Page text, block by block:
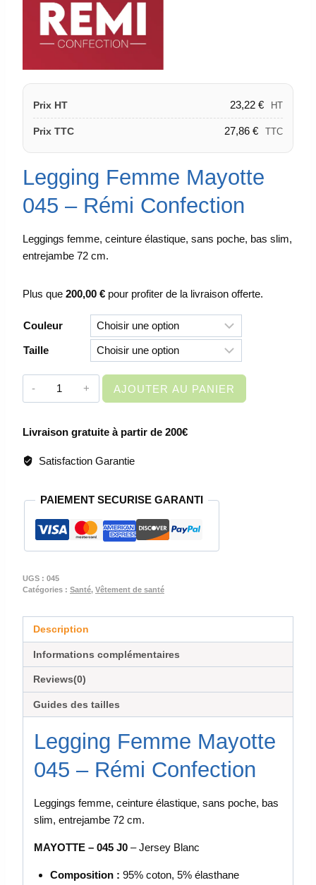
Prix HT 23,22 € HT
Prix TTC 27,86 € TTC
Legging Femme Mayotte
045 – Rémi Confection
Leggings femme, ceinture élastique, sans poche, bas slim,
entrejambe 72 cm.
Plus que 200,00 € pour profiter de la livraison offerte.
Couleur
Taille
quantité
de
FEMME
MAYOTTE
AJOUTER AU PANIER
Livraison gratuite à partir de 200€
Satisfaction Garantie
PAIEMENT SECURISE GARANTI
UGS : 045
Catégories : Santé, Vêtement de santé
Description
Informations complémentaires
Reviews(0)
Guides des tailles
Legging Femme Mayotte
045 – Rémi Confection
Leggings femme, ceinture élastique, sans poche, bas
slim, entrejambe 72 cm.
MAYOTTE – 045 J0 – Jersey Blanc
Composition : 95% coton, 5% élasthane